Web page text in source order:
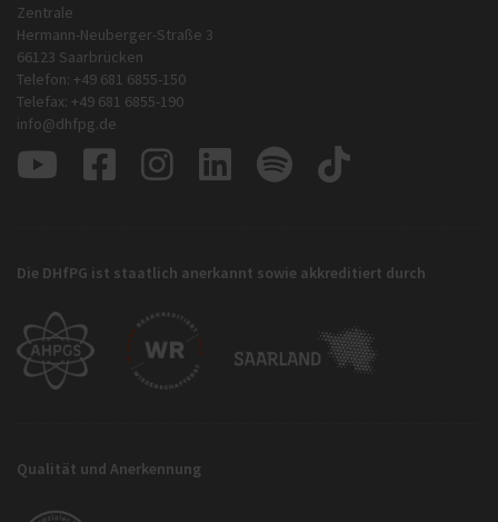
Zentrale
Hermann-Neuberger-Straße 3
66123 Saarbrücken
Telefon: +49 681 6855-150
Telefax: +49 681 6855-190
info@dhfpg.de
Die DHfPG ist staatlich anerkannt sowie akkreditiert durch
Qualität und Anerkennung